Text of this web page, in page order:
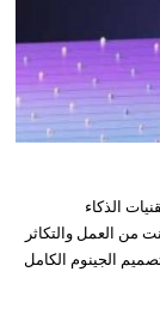
الذكاء
من العمل والتكاثر
الجينوم الكامل